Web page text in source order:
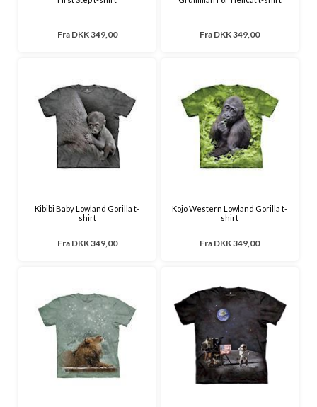
Fra DKK 349,00 Fra DKK 349,00
Kibibi Baby Lowland Gorilla t-
shirt
Fra DKK 349,00
Kojo Western Lowland Gorilla t-
shirt
Fra DKK 349,00